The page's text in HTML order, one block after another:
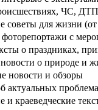
ЧС,
советы для жизни
с
о праздниках,
о природе и
новости и обзоры
актуальных
и краеведческие